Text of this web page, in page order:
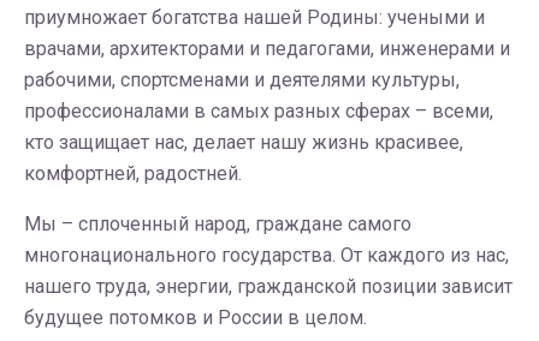
приумножает богатства нашей Родины: учеными и
врачами, архитекторами и педагогами, инженерами и
рабочими, спортсменами и деятелями культуры,
профессионалами в самых разных сферах – всеми,
кто защищает нас, делает нашу жизнь красивее,
комфортней, радостней.
Мы – сплоченный народ, граждане самого
многонационального государства. От каждого из нас,
нашего труда, энергии, гражданской позиции зависит
будущее потомков и России в целом.